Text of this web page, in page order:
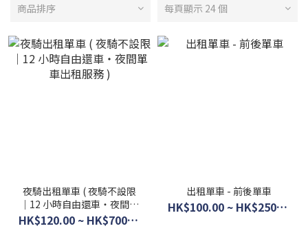
商品排序 每頁顯示 24 個
夜騎出租單車 ( 夜騎不設限
｜12 小時自由還車・夜間單
車出租服務 )
HK$120.00 ~ HK$700.00
出租單車 - 前後單車
HK$100.00 ~ HK$250.00